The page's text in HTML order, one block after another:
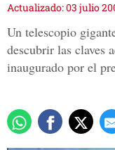
Actualizado: 03 julio
Un telescopio
descubrir las claves
inaugurado por el